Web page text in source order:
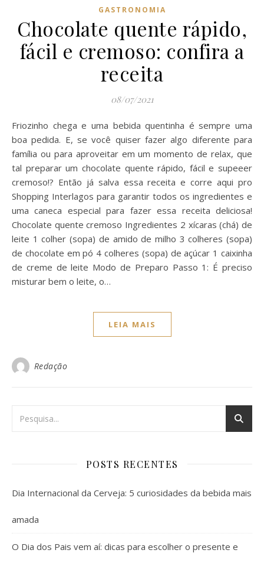
GASTRONOMIA
Chocolate quente rápido,
fácil e cremoso: confira a
receita
08/07/2021
Friozinho chega e uma bebida quentinha é sempre uma
boa pedida. E, se você quiser fazer algo diferente para
família ou para aproveitar em um momento de relax, que
tal preparar um chocolate quente rápido, fácil e supeeer
cremoso!? Então já salva essa receita e corre aqui pro
Shopping Interlagos para garantir todos os ingredientes e
uma caneca especial para fazer essa receita deliciosa!
Chocolate quente cremoso Ingredientes 2 xícaras (chá) de
leite 1 colher (sopa) de amido de milho 3 colheres (sopa)
de chocolate em pó 4 colheres (sopa) de açúcar 1 caixinha
de creme de leite Modo de Preparo Passo 1: É preciso
misturar bem o leite, o…
LEIA MAIS
Redação
POSTS RECENTES
Dia Internacional da Cerveja: 5 curiosidades da bebida mais
amada
O Dia dos Pais vem aí: dicas para escolher o presente e